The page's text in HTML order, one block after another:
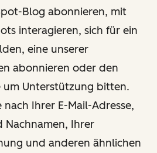
Blog abonnieren, mit
interagieren, sich für ein
eine unserer
abonnieren oder den
um Unterstützung bitten.
nach Ihrer E-Mail-Adresse,
Nachnamen, Ihrer
und anderen ähnlichen